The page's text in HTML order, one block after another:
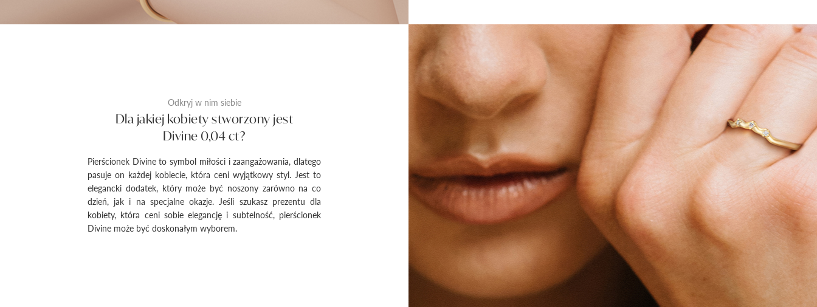
Odkryj w nim siebie
Dla jakiej kobiety stworzony jest
Divine 0,04 ct?
Pierścionek Divine to symbol miłości i zaangażowania, dlatego
pasuje on każdej kobiecie, która ceni wyjątkowy styl. Jest to
elegancki dodatek, który może być noszony zarówno na co
dzień, jak i na specjalne okazje. Jeśli szukasz prezentu dla
kobiety, która ceni sobie elegancję i subtelność, pierścionek
Divine może być doskonałym wyborem.